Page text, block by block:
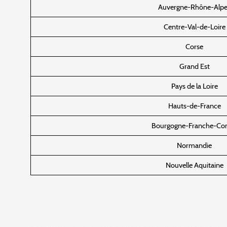
Auvergne-Rhône-
Centre-Val-de-Loire
Corse
Grand Est
Pays de la Loire
Hauts-de-France
Bourgogne-Franche-
Normandie
Nouvelle Aquitaine